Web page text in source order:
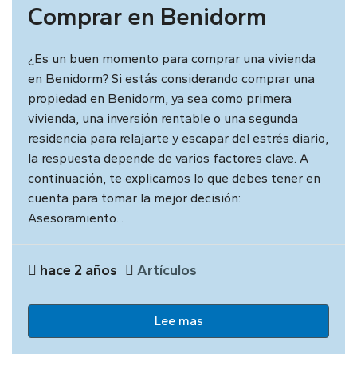
Comprar en Benidorm
¿Es un buen momento para comprar una vivienda
en Benidorm? Si estás considerando comprar una
propiedad en Benidorm, ya sea como primera
vivienda, una inversión rentable o una segunda
residencia para relajarte y escapar del estrés diario,
la respuesta depende de varios factores clave. A
continuación, te explicamos lo que debes tener en
cuenta para tomar la mejor decisión:
Asesoramiento...
hace 2 años Artículos
Lee mas